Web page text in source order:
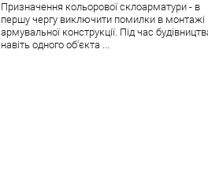
Призначення кольорової склоарматури - в
першу чергу виключити помилки в монтажі
армувальної конструкції. Під час
навіть одного об'єкта ...